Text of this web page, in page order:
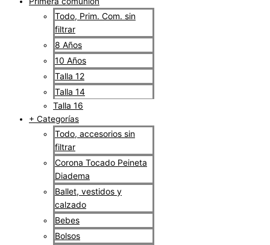
Todo, Prim. Com. sin
filtrar
8 Años
10 Años
Talla 12
Talla 14
Talla 16
+ Categorías
Todo, accesorios sin
filtrar
Corona Tocado Peineta
Diadema
Ballet, vestidos y
calzado
Bebes
Bolsos